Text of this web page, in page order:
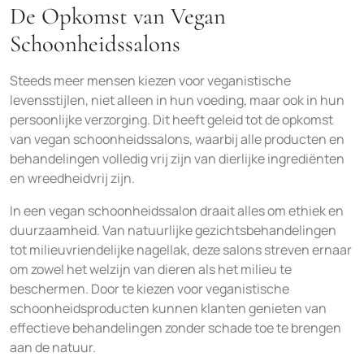
De Opkomst van Vegan
Schoonheidssalons
Steeds meer mensen kiezen voor veganistische
levensstijlen, niet alleen in hun voeding, maar ook in hun
persoonlijke verzorging. Dit heeft geleid tot de opkomst
van vegan schoonheidssalons, waarbij alle producten en
behandelingen volledig vrij zijn van dierlijke ingrediënten
en wreedheidvrij zijn.
In een vegan schoonheidssalon draait alles om ethiek en
duurzaamheid. Van natuurlijke gezichtsbehandelingen
tot milieuvriendelijke nagellak, deze salons streven ernaar
om zowel het welzijn van dieren als het milieu te
beschermen. Door te kiezen voor veganistische
schoonheidsproducten kunnen klanten genieten van
effectieve behandelingen zonder schade toe te brengen
aan de natuur.